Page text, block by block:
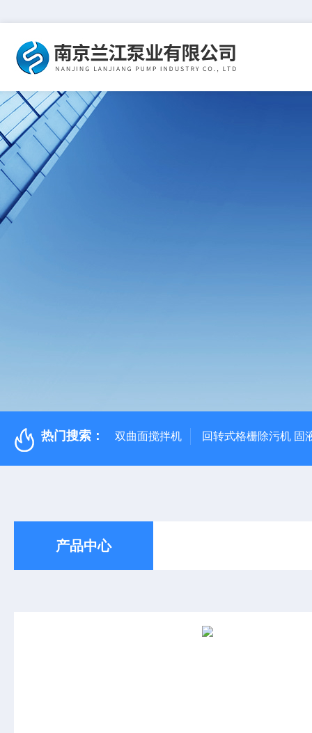
热门搜索： 双曲面搅拌机 回转式格栅除污机 固
产品中心